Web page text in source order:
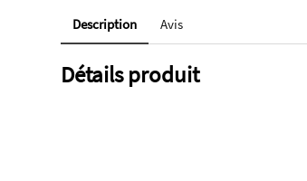
Description Avis
Détails produit